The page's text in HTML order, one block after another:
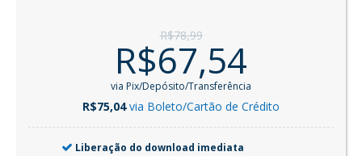
R$78,99
R$67,54
via Pix/Depósito/Transferência
R$75,04via Boleto/Cartão de Crédito
Liberação do download imediata